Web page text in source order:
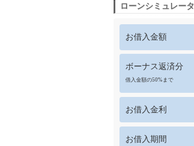
ローンシミュレータ
お借入金額
ボーナス返済分
借入金額の50%まで
お借入金利
お借入期間